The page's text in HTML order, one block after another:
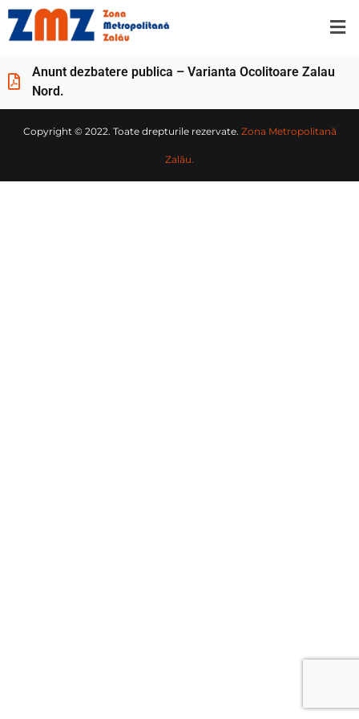
Anunt dezbatere publica – Varianta Ocolitoare Zalau
Nord.
Copyright © 2022. Toate drepturile rezervate. Zona Metropolitană
Zalău.